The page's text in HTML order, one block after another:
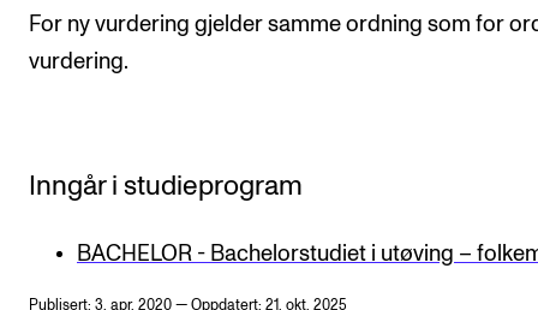
For ny vurdering gjelder samme ordning som for
vurdering.
Inngår i studieprogram
BACHELOR - Bachelorstudiet i utøving –
Publisert: 3. apr. 2020 — Oppdatert: 21. okt. 2025